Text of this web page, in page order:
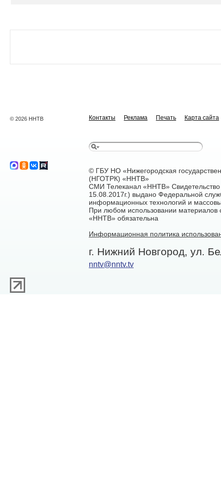
© 2026 ННТВ Контакты Реклама Печать Карта сайта
© ГБУ НО «Нижегородская
(НГОТРК) «ННТВ»
СМИ Телеканал «ННТВ»
15.08.2017г.) выдано Федеральной
информационных технологий и
При любом использовании материалов
«ННТВ» обязательна
Информационная политика
г. Нижний Новгород, ул.
nntv@nntv.tv